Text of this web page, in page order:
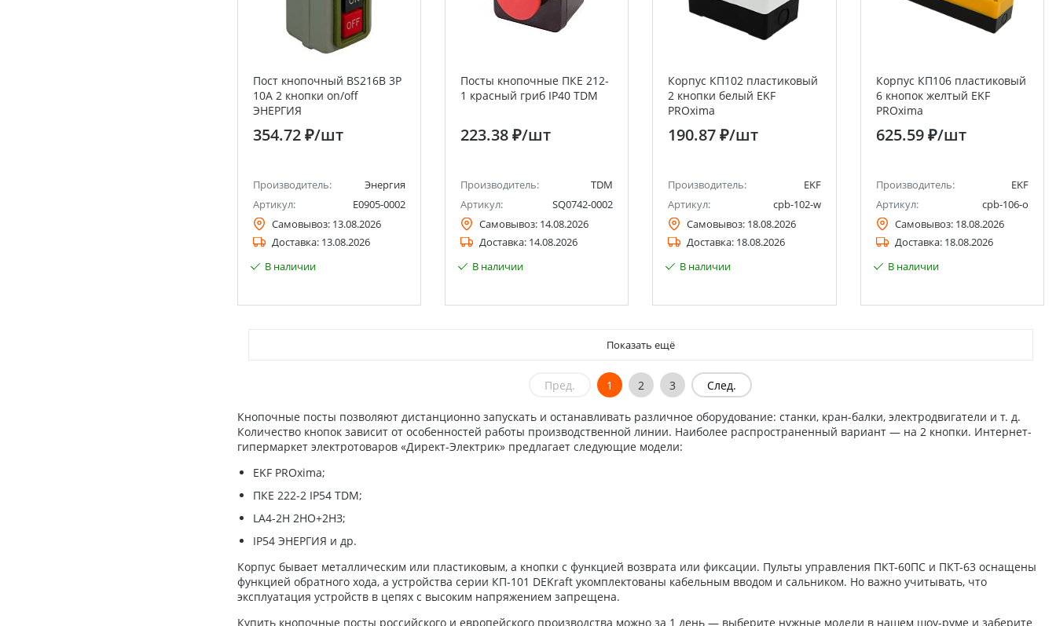
Пост кнопочный BS216B 3P
10A 2 кнопки on/off
ЭНЕРГИЯ
354.72 ₽/шт
Производитель:
Энергия
Артикул:
Е0905-0002
Самовывоз: 13.08.2026
Доставка: 13.08.2026
В наличии
Посты кнопочные ПКЕ 212-
1 красный гриб IP40 TDM
223.38 ₽/шт
Производитель:
TDM
Артикул:
SQ0742-0002
Самовывоз: 14.08.2026
Доставка: 14.08.2026
В наличии
Корпус КП102 пластиковый
2 кнопки белый EKF
PROxima
190.87 ₽/шт
Производитель:
EKF
Артикул:
cpb-102-w
Самовывоз: 18.08.2026
Доставка: 18.08.2026
В наличии
Корпус КП106 пластиковый
6 кнопок желтый EKF
PROxima
625.59 ₽/шт
Производитель:
EKF
Артикул:
cpb-106-o
Самовывоз: 18.08.2026
Доставка: 18.08.2026
В наличии
Показать ещё
Пред. 1 2 3 След.
Кнопочные посты позволяют дистанционно запускать и останавливать различное оборудование: станки, кран-балки, электродвигатели и т. д.
Количество кнопок зависит от особенностей работы производственной линии. Наиболее распространенный вариант — на 2 кнопки. Интернет-
гипермаркет электротоваров «Директ-Электрик» предлагает следующие модели:
EKF PROxima;
ПКЕ 222-2 IP54 TDM;
LA4-2H 2НО+2НЗ;
IP54 ЭНЕРГИЯ и др.
Корпус бывает металлическим или пластиковым, а кнопки с функцией возврата или фиксации. Пульты управления ПКТ-60ПС и ПКТ-63 оснащены
функцией обратного хода, а устройства серии КП-101 DEKraft укомплектованы кабельным вводом и сальником. Но важно учитывать, что
эксплуатация устройств в цепях с высоким напряжением запрещена.
Купить кнопочные посты российского и европейского производства можно за 1 день — выберите нужные модели в нашем шоу-руме и заберите